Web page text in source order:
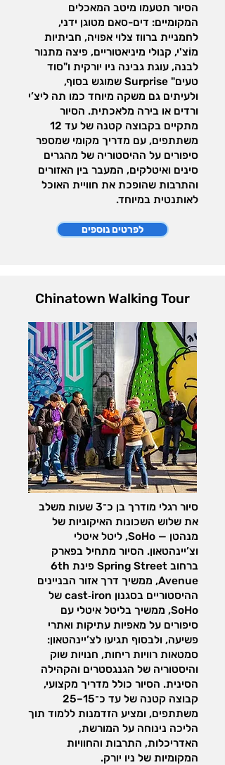
הסיור תטעמו מיטב המאכלים
המקומיים: דים-סאם מטוגן ידני,
לחמניית ברווז צלוי אפויה, חביתיות
מוֹצ'י, קנולי מיניאטוריים, פיצה מתנור
לבנה, עוגת גבינה ניו יורקית ו"סוד
טעים" Surprise שמוגש בסוף,
ולעיתים גם משקה מיוחד כמו תה ליצ’י
ורדים או בירה מלאכתית. הסיור
מתקיים בקבוצה קטנה של עד 12
משתתפים, עם מדריך מקומי שמספר
סיפורים על ההיסטוריה של מהגרים
סינים ואיטלקים, המעבר בין האזורים
והתרבות שהופכת את חוויית האוכל
לאותנטית במיוחד.
לפרטים נוספים
Chinatown Walking Tour
סיור רגלי מודרך בן כ־3 שעות משלב
את שלוש השכונות האיקוניות של
מנהטן — SoHo, ליטל איטלי
וצ’יינהטאון. הסיור מתחיל בפארק
ברחוב Spring Street פינת 6th
Avenue, ממשיך דרך אזור הבניינים
ההיסטוריים בסגנון cast‑iron של
SoHo, ממשיך בליטל איטלי עם
סיפורים על מאפיות עתיקות ואתרי
פשיעה, ולבסוף תגיעו לצ’יינהטאון:
סמטאות רוויות ריחות, חנויות שוק
והיסטוריה של הגנגסטרים והקהילה
הסינית. הסיור כולל מדריך מקצועי,
קבוצה קטנה של עד כ־15–25
משתתפים, ומציע הזדמנות ללמוד תוך
הליכה נינוחה על המורשת,
האדריכלות, התרבות והחוויות
המקומיות של ניו יורק.